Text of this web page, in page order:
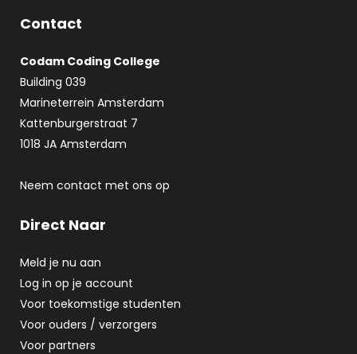
Contact
Codam Coding College
Building 039
Marineterrein Amsterdam
Kattenburgerstraat 7
1018 JA Amsterdam
Neem contact met ons op
Direct Naar
Meld je nu aan
Log in op je account
Voor toekomstige studenten
Voor ouders / verzorgers
Voor partners